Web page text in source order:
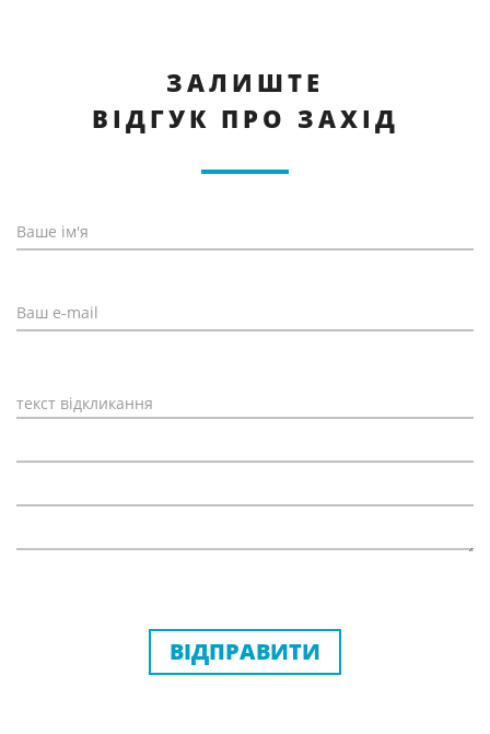
ЗАЛИШТЕ
ВІДГУК ПРО ЗАХІД
ВІДПРАВИТИ